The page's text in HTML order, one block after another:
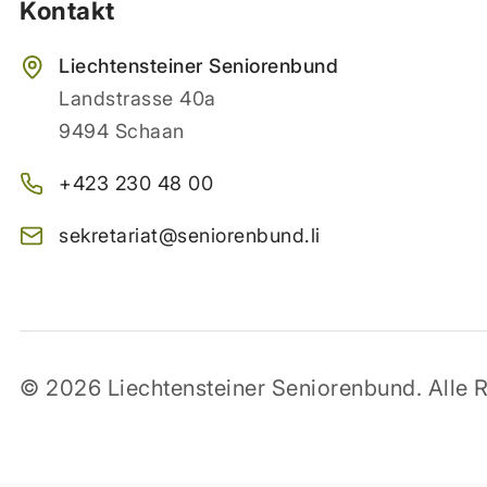
Kontakt
Liechtensteiner Seniorenbund
Landstrasse 40a
9494 Schaan
+423 230 48 00
sekretariat@seniorenbund.li
© 2026 Liechtensteiner Seniorenbund. Alle